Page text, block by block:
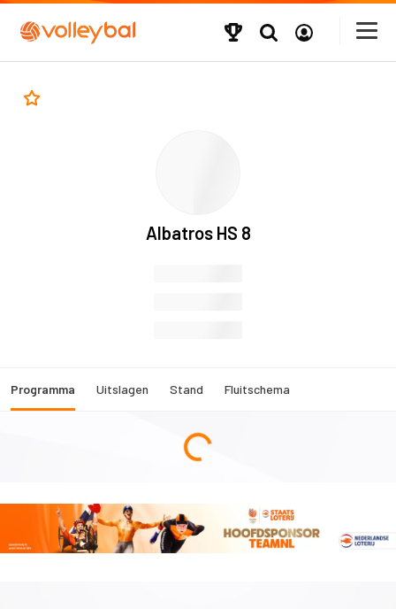
Albatros HS 8
Programma Uitslagen Stand Fluitschema